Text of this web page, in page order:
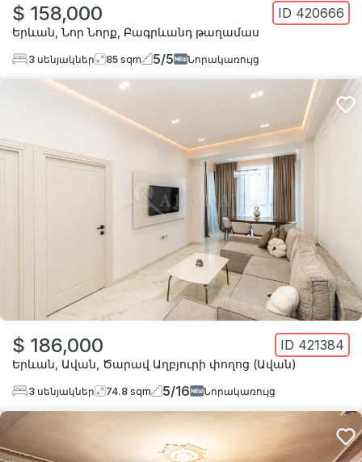
$ 158,000 ID 420666
Երևան Նոր Նորք Բագրևանդ թաղամաս
3 սենյակներ 85 sqm 5/5 Նորակառույց
$ 186,000 ID 421384
Երևան Ավան Ծարավ Աղբյուրի փողոց (Ավան)
3 սենյակներ 74.8 sqm 5/16 Նորակառույց